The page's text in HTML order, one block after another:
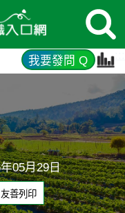
入口網
我要發問 Q
05月29日
友善列印